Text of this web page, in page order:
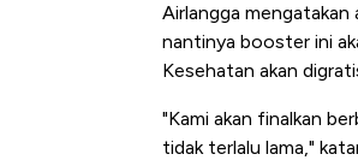
Airlangga
nantinya booster ini
Kesehatan akan
"Kami akan finalkan
tidak terlalu lama,"